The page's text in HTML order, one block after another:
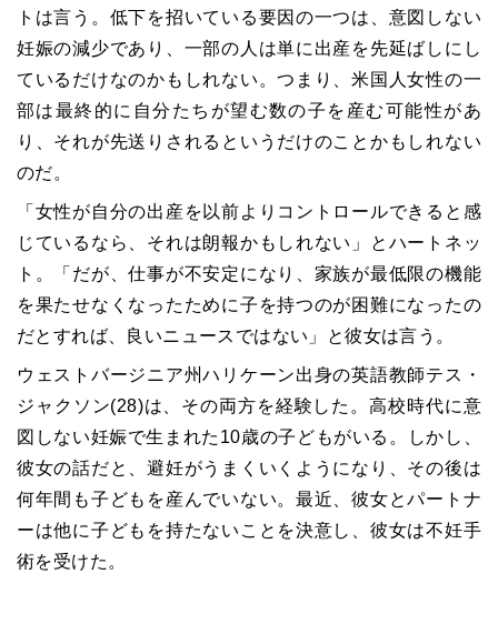
トは言う。低下を招いている要因の一つは、意図しない
妊娠の減少であり、一部の人は単に出産を先延ばしにし
ているだけなのかもしれない。つまり、米国人女性の一
部は最終的に自分たちが望む数の子を産む可能性があ
り、それが先送りされるというだけのことかもしれない
のだ。
「女性が自分の出産を以前よりコントロールできると感
じているなら、それは朗報かもしれない」とハートネッ
ト。「だが、仕事が不安定になり、家族が最低限の機能
を果たせなくなったために子を持つのが困難になったの
だとすれば、良いニュースではない」と彼女は言う。
ウェストバージニア州ハリケーン出身の英語教師テス・
ジャクソン(28)は、その両方を経験した。高校時代に意
図しない妊娠で生まれた10歳の子どもがいる。しかし、
彼女の話だと、避妊がうまくいくようになり、その後は
何年間も子どもを産んでいない。最近、彼女とパートナ
ーは他に子どもを持たないことを決意し、彼女は不妊手
術を受けた。